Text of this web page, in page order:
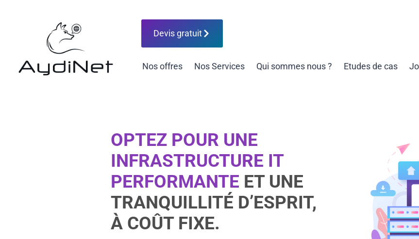
Devis gratuit
Nos offres Nos Services Qui sommes nous ? Etudes de cas
OPTEZ POUR UNE
INFRASTRUCTURE IT
PERFORMANTE ET UNE
TRANQUILLITÉ D’ESPRIT,
À COÛT FIXE.